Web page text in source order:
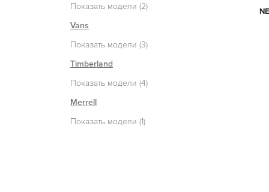
Показать модели (2)
Vans
Показать модели (3)
Timberland
Показать модели (4)
Merrell
Показать модели (1)